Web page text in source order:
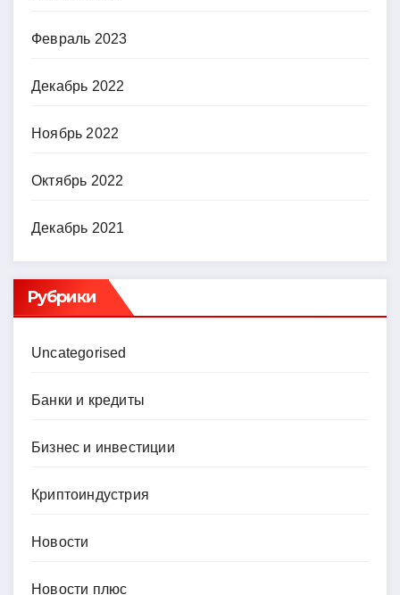
Февраль 2023
Декабрь 2022
Ноябрь 2022
Октябрь 2022
Декабрь 2021
Рубрики
Uncategorised
Банки и кредиты
Бизнес и инвестиции
Криптоиндустрия
Новости
Новости плюс